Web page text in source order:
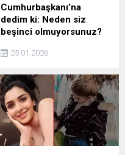
Cumhurbaşkanı’na
dedim ki: Neden siz
beşinci olmuyorsunuz?
Bahçeli gündeme ilişkin son
bulundu. Kudüs ile ilgili çok
konuşulacak mesajlar veren
Bahçeli, 4 isim sayarak
Başkan Erdoğan'a 'Neden
siz beşinci olmuyorsunuz?'
dediğini ifade etti.
25.01.2026